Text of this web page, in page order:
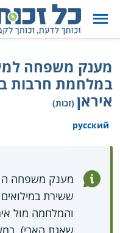
במלחמת חרבות
איראן (זכות)
русский
מענק משפחה
והמלחמה מול